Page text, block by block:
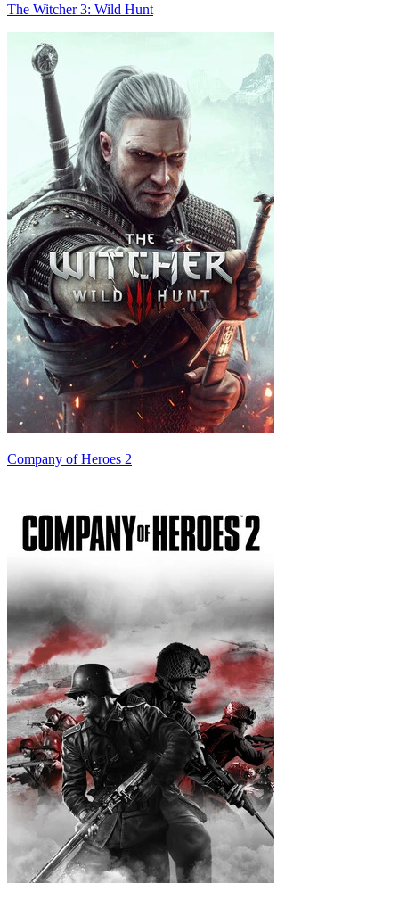
The Witcher 3: Wild Hunt
Company of Heroes 2